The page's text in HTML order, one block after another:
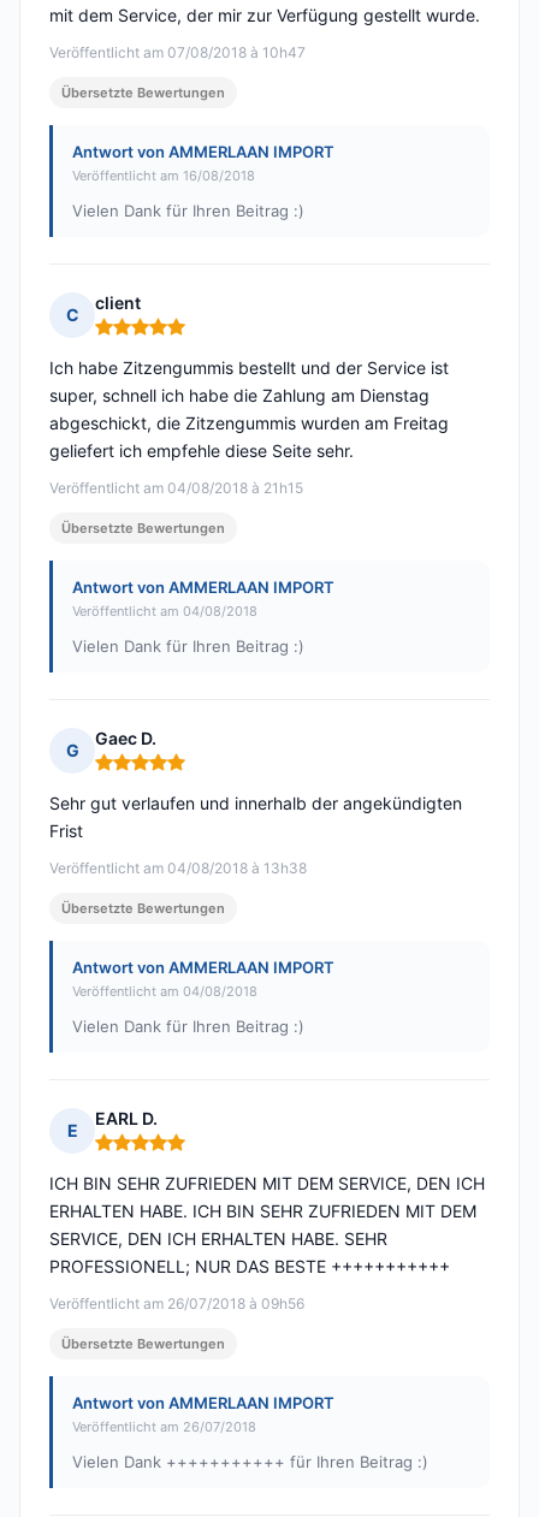
Veröffentlicht am 07/08/2018 à 10h47
mit dem Service, der mir zur Verfügung gestellt wurde.
Übersetzte Bewertungen
Antwort von AMMERLAAN IMPORT
Veröffentlicht am 16/08/2018
Vielen Dank für Ihren Beitrag :)
C
client
Hinweis: 5 von 5
Veröffentlicht am 04/08/2018 à 21h15
Ich habe Zitzengummis bestellt und der Service ist
super, schnell ich habe die Zahlung am Dienstag
abgeschickt, die Zitzengummis wurden am Freitag
geliefert ich empfehle diese Seite sehr.
Übersetzte Bewertungen
Antwort von AMMERLAAN IMPORT
Veröffentlicht am 04/08/2018
Vielen Dank für Ihren Beitrag :)
G
Gaec D.
Hinweis: 5 von 5
Veröffentlicht am 04/08/2018 à 13h38
Sehr gut verlaufen und innerhalb der angekündigten
Frist
Übersetzte Bewertungen
Antwort von AMMERLAAN IMPORT
Veröffentlicht am 04/08/2018
Vielen Dank für Ihren Beitrag :)
E
EARL D.
Hinweis: 5 von 5
Veröffentlicht am 26/07/2018 à 09h56
ICH BIN SEHR ZUFRIEDEN MIT DEM SERVICE, DEN ICH
ERHALTEN HABE. ICH BIN SEHR ZUFRIEDEN MIT DEM
SERVICE, DEN ICH ERHALTEN HABE. SEHR
PROFESSIONELL; NUR DAS BESTE +++++++++++
Übersetzte Bewertungen
Antwort von AMMERLAAN IMPORT
Veröffentlicht am 26/07/2018
Vielen Dank +++++++++++ für Ihren Beitrag :)